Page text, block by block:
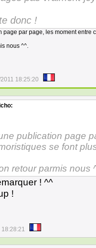
donc !
page par page, les moment
nous ^^.
18:25:20
publication page
se font
retour parmis nous
! ^^
!